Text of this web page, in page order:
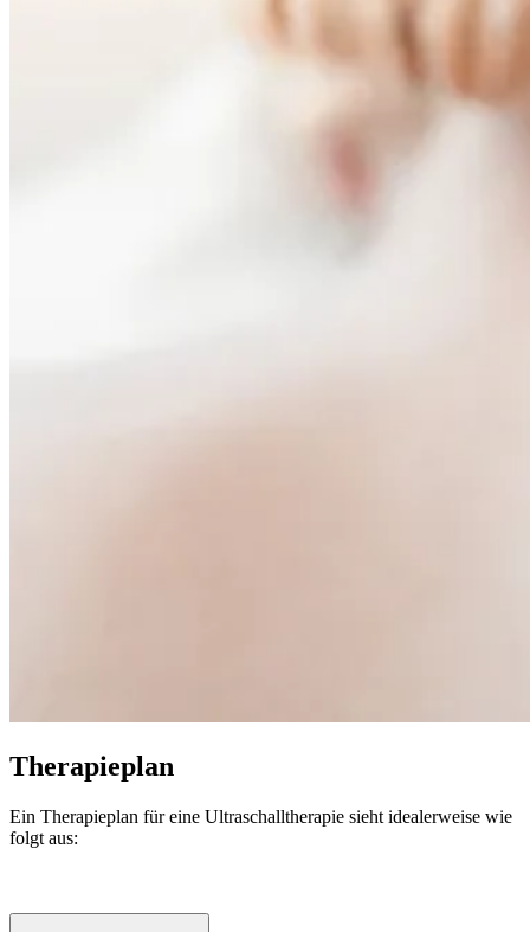
Therapieplan
Ein Therapieplan für eine Ultraschalltherapie sieht idealerweise wie
folgt aus: